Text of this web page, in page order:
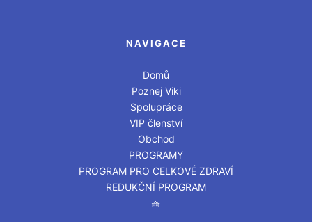
NAVIGACE
Domů
Poznej Viki
Spolupráce
VIP členství
Obchod
PROGRAMY
PROGRAM PRO CELKOVÉ ZDRAVÍ
REDUKČNÍ PROGRAM
🧺